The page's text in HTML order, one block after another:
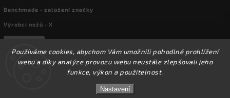
Používáme cookies, abychom Vám umožnili pohodlné prohlížení
webu a díky analýze provozu webu neustále zlepšovali jeho
funkce, výkon a použitelnost.
Nastavení
☀️Ve dnech 3-14.8 2026 máme zavřeno z důvodu
DOVOLENÉ. Eshop zůstává v provozu, objednávky
budeme zpracovávat v pondělí 17.8.2026. Děkujeme za
Benchmade - založení značky
Výrobci nožů - X
kapesni-noze.cz
Upravit nastavení cookies